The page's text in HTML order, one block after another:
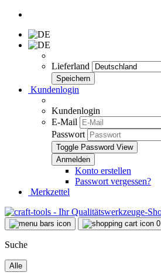
Lieferland
Kundenlogin
Kundenlogin
E-Mail
Passwort
Toggle Password View
Konto erstellen
Passwort vergessen?
Merkzettel
0
Suche
Alle